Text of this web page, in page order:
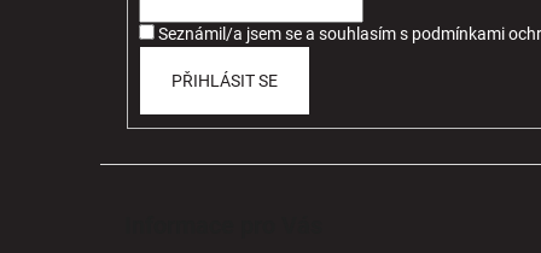
Seznámil/a jsem se a souhlasíms podmínkami
PŘIHLÁSIT SE